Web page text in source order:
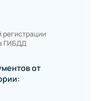
регистрации
ГИБДД
от